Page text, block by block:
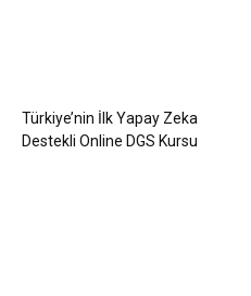
Türkiye’nin İlk Yapay Zeka
Destekli Online DGS Kursu